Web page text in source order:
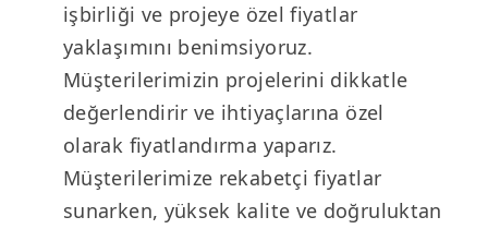
işbirliği ve projeye özel fiyatlar
yaklaşımını benimsiyoruz.
Müşterilerimizin projelerini dikkatle
değerlendirir ve ihtiyaçlarına özel
olarak fiyatlandırma yaparız.
Müşterilerimize rekabetçi fiyatlar
sunarken, yüksek kalite ve doğruluktan